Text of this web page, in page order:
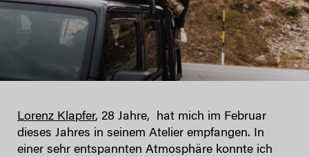
Lorenz Klapfer, 28 Jahre, hat mich im Februar
dieses Jahres in seinem Atelier empfangen. In
einer sehr entspannten Atmosphäre konnte ich